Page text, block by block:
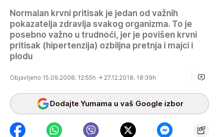
Normalan krvni pritisak je jedan od važnih
pokazatelja zdravlja svakog organizma. To je
posebno važno u trudnoći, jer je povišen krvni
pritisak (hipertenzija) ozbiljna pretnja i majci i
plodu
Objavljeno 15.09.2008. 12:55h → 27.12.2018. 18:39h
Dodajte Yumama u vaš Google izbor